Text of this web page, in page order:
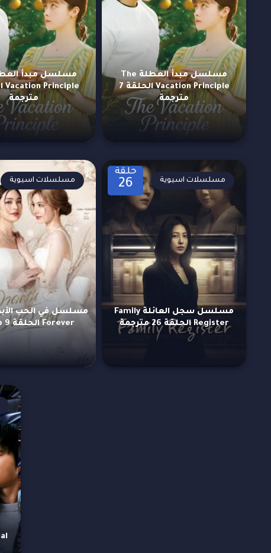
مسلسل مبدأ العطلة The
Vacation Principle الحلقة 7
مترجمة
مترجمة
حلقة
26
مسلسل سجل العائلة Family
Register الحلقة 26 مترجمة
مسلسلات اسيوية
Forever الحلقة 9 مترجمة
مسلسلات اسيوية